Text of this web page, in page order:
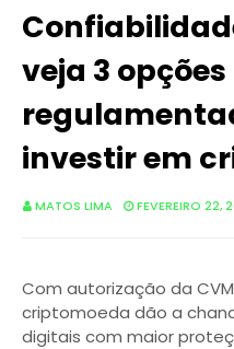
veja 3 opções
investir em
MATOS LIMA FEVEREIRO 22,
Com autorização da
criptomoeda dão a
digitais com maior